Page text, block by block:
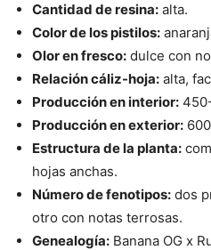
Cantidad de resina: alta.
Color de los pistilos:
Olor en fresco: dulce con
Relación cáliz-hoja: alta,
Producción en interior:
Producción en exterior:
Estructura de la planta:
hojas anchas.
Número de fenotipos: dos
otro con notas terrosas.
Genealogía: Banana OG x